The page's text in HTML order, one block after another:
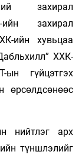
захирал
ийн захирал
ийн хувьцаа
ХХК-
гүйцэтгэх
өрсөлдсөнөөс
нийтлэг арх
түншлэлийг